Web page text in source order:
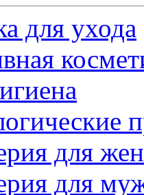
для ухода
для
для